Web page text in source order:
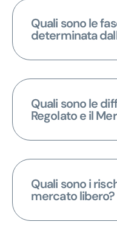
Quali sono le
determinata
Quali sono le
Regolato e il
Quali sono i
mercato libero?